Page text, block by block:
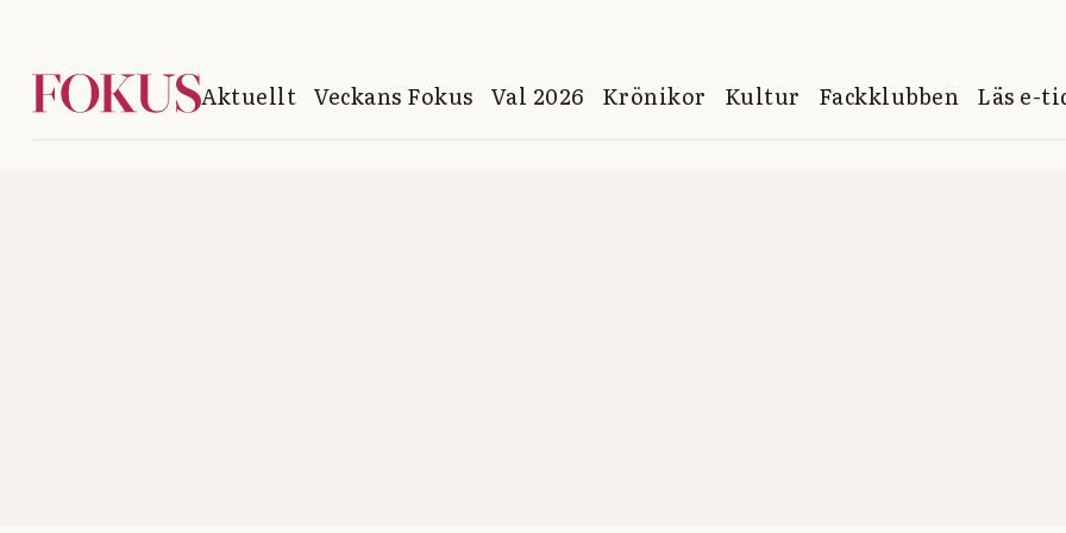
Aktuellt Veckans Fokus Val 2026 Krönikor Kultur Fackklubben Läs e-